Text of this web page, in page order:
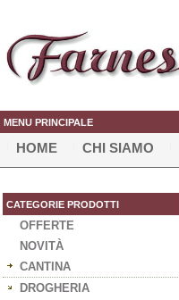
MENU PRINCIPALE
HOME CHI SIAMO
CATEGORIE PRODOTTI
OFFERTE
NOVITÀ
CANTINA
DROGHERIA